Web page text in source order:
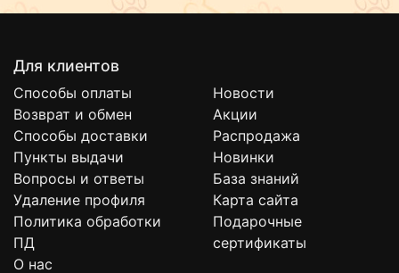
Для клиентов
Способы оплаты
Возврат и обмен
Способы доставки
Пункты выдачи
Вопросы и ответы
Удаление профиля
Политика обработки
ПД
О нас
Новости
Акции
Распродажа
Новинки
База знаний
Карта сайта
Подарочные
сертификаты